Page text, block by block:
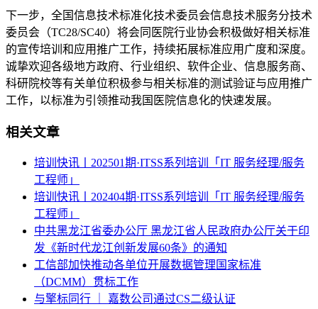
下一步，全国信息技术标准化技术委员会信息技术服务分技术
委员会（TC28/SC40）将会同医院行业协会积极做好相关标准
的宣传培训和应用推广工作，持续拓展标准应用广度和深度。
诚挚欢迎各级地方政府、行业组织、软件企业、信息服务商、
科研院校等有关单位积极参与相关标准的测试验证与应用推广
工作，以标准为引领推动我国医院信息化的快速发展。
相关文章
培训快讯丨202501期·ITSS系列培训「IT 服务经理/服务
工程师」
培训快讯丨202404期·ITSS系列培训「IT 服务经理/服务
工程师」
中共黑龙江省委办公厅 黑龙江省人民政府办公厅关于印
发《新时代龙江创新发展60条》的通知
工信部加快推动各单位开展数据管理国家标准
（DCMM）贯标工作
与擎标同行 ｜ 嘉数公司通过CS二级认证